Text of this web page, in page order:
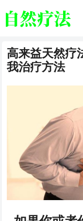
高来益天然疗
我治疗方法